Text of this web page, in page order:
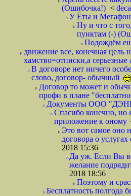
(Ошибочка!) <
У Ёты и
Ну и что с
пунктам (-)
Подождём
движение все, конечная цель
хамство=отписки,а
В договоре нет ничего
слово, договор- обычный
Договор то может и
профи в плане
Документы ООО
Спасибо конечно, но
приложение к оному
Это вот самое оно
договора о
2018 15:36
Да уж. Если Вы
желание
2018 18:56
Поэтому и
Бесплатность полгода